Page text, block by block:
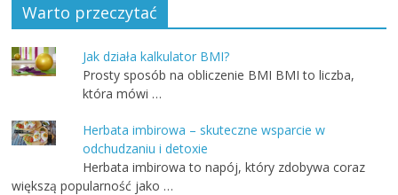
Warto przeczytać
Jak działa kalkulator BMI?
Prosty sposób na obliczenie BMI BMI to liczba,
która mówi …
Herbata imbirowa – skuteczne wsparcie w
odchudzaniu i detoxie
Herbata imbirowa to napój, który zdobywa coraz
większą popularność jako …